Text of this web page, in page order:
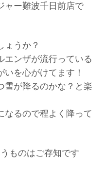
ー難波千日前店で
ょうか？
エンザが流行っている
を心がけてます！
雪が降るのかな？と楽
なるので程よく降って
ものはご存知です